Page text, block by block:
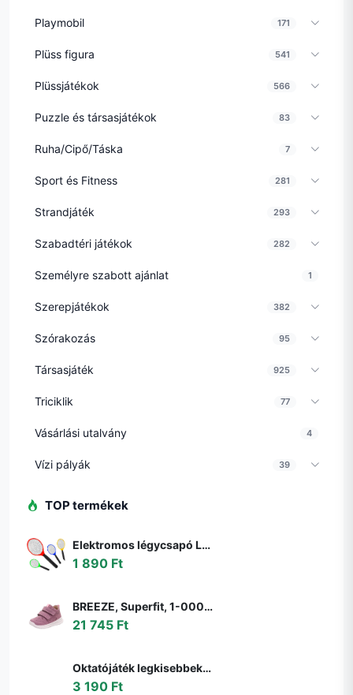
Playmobil 171
Plüss figura 541
Plüssjátékok 566
Puzzle és társasjátékok 83
Ruha/Cipő/Táska 7
Sport és Fitness 281
Strandjáték 293
Szabadtéri játékok 282
Személyre szabott ajánlat 1
Szerepjátékok 382
Szórakozás 95
Társasjáték 925
Triciklik 77
Vásárlási utalvány 4
Vízi pályák 39
TOP termékek
Elektromos légycsapó LED lámpával - legyek, szúnyogok és más rovarok ellen - elemes (BBKM) (BBD)
1 890 Ft
BREEZE, Superfit, 1-000363-8510, rózsaszín, egész szezonra való lány cipő, rózsaszín - 22
21 745 Ft
Oktatójáték legkisebbeknek My first Maths Educa Matekozzunk képekkel 64 darabos 4 évtől
3 190 Ft